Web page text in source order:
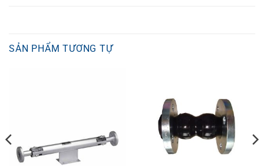
SẢN PHẨM TƯƠNG TỰ